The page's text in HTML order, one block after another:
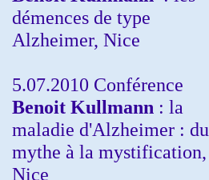
démences de type
Alzheimer, Nice
5.07.2010 Conférence
Benoit Kullmann : la
maladie d'Alzheimer : du
mythe à la mystification,
Nice